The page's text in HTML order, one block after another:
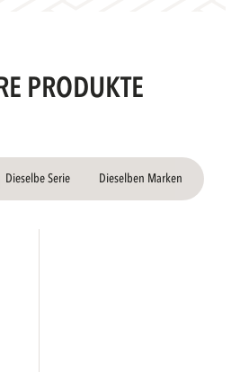
PRODUKTE
Dieselbe Serie Dieselben Marken